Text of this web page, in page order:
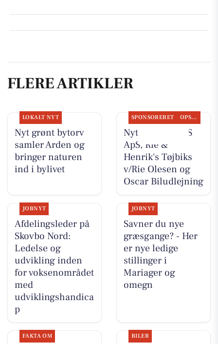
FLERE ARTIKLER
LOKALT NYT
Nyt grønt bytorv
samler Arden og
bringer naturen
ind i bylivet
SPONSORERET OPSLAGSTAVLEN
Nyt fra TT CARS
ApS, Rie &
Henrik's Tøjbiks
v/Rie Olesen og
Oscar Biludlejning
JOBNYT
Afdelingsleder på
Skovbo Nord:
Ledelse og
udvikling inden
for voksenområdet
med
udviklingshandica
p
JOBNYT
Savner du nye
græsgange? - Her
er nye ledige
stillinger i
Mariager og
omegn
FAKTA OM BILER